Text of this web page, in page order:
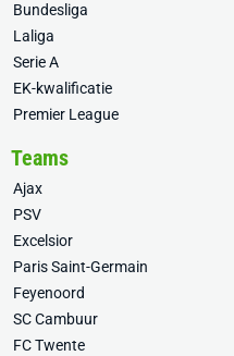
Bundesliga
Laliga
Serie A
EK-kwalificatie
Premier League
Teams
Ajax
PSV
Excelsior
Paris Saint-Germain
Feyenoord
SC Cambuur
FC Twente